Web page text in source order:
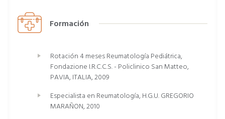
Formación
Rotación 4 meses Reumatología Pediátrica,
Fondazione I.R.C.C.S. - Policlinico San Matteo,
PAVIA, ITALIA, 2009
Especialista en Reumatología, H.G.U. GREGORIO
MARAÑON, 2010